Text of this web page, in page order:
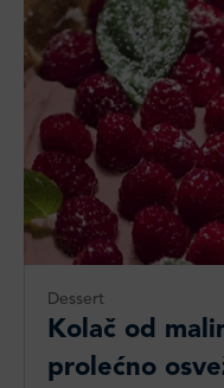
Dessert
Kolač od
prolećno